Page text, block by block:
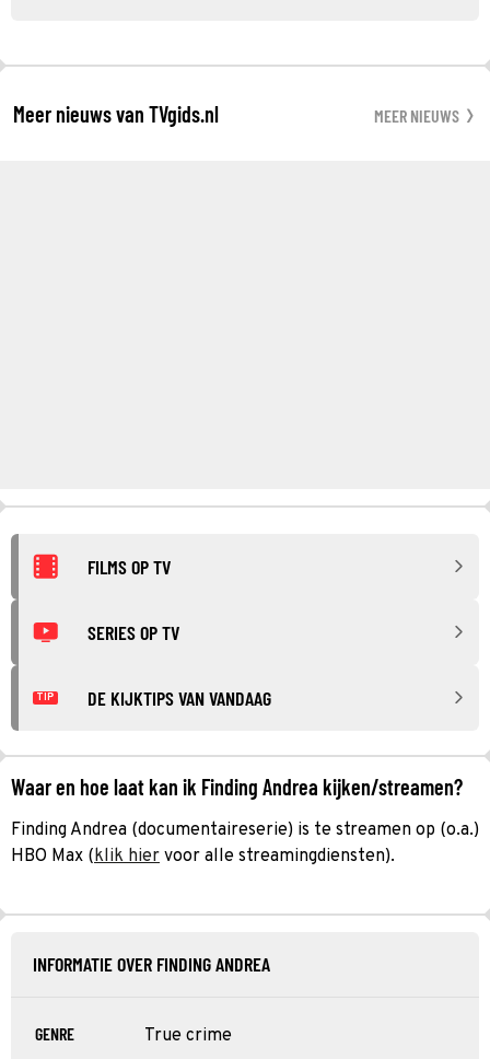
Meer nieuws van TVgids.nl MEER NIEUWS
FILMS OP TV
SERIES OP TV
TIP DE KIJKTIPS VAN VANDAAG
Waar en hoe laat kan ik Finding Andrea kijken/streamen?
Finding Andrea (documentaireserie) is te streamen op (o.a.)
HBO Max (klik hier voor alle streamingdiensten).
INFORMATIE OVER FINDING ANDREA
GENRE True crime